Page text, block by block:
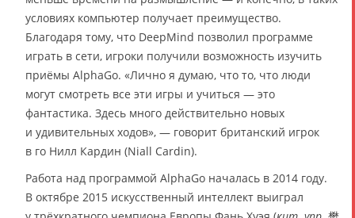
условиях компьютер получает преимущество.
Благодаря тому, что DeepMind позволил программе
играть в сети, игроки получили возможность изучить
приёмы AlphaGo. «Лично я думаю, что то, что люди
могут смотреть все эти игры и учиться — это
фантастика. Здесь много действительно новых
и удивительных ходов», — говорит британский игрок
в го Нилл Кардин (Niall Cardin).
Работа над программой AlphaGo началась в 2014 году.
В октябре 2015 искусственный интеллект выиграл